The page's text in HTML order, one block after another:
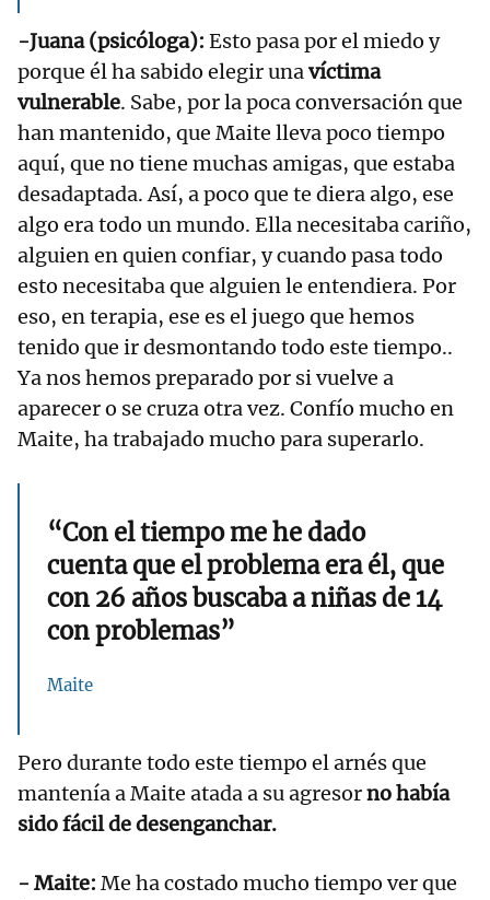
-Juana (psicóloga): Esto pasa por el miedo y
porque él ha sabido elegir unavíctima
vulnerable. Sabe, por la poca conversación que
han mantenido, que Maite lleva poco tiempo
aquí, que no tiene muchas amigas, que estaba
desadaptada. Así, a poco que te diera algo, ese
algo era todo un mundo. Ella necesitaba cariño,
alguien en quien confiar, y cuando pasa todo
esto necesitaba que alguien le entendiera. Por
eso, en terapia, ese es el juego que hemos
tenido que ir desmontando todo este tiempo..
Ya nos hemos preparado por si vuelve a
aparecer o se cruza otra vez. Confío mucho en
Maite, ha trabajado mucho para superarlo.
“Con el tiempo me he dado
cuenta que el problema era él, que
con 26 años buscaba a niñas de 14
con problemas”
Maite
Pero durante todo este tiempo el arnés que
mantenía a Maite atada a su agresorno había
sido fácil de desenganchar.
- Maite: Me ha costado mucho tiempo ver que